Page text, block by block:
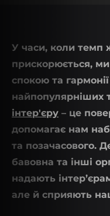
У часи, коли темп
прискорюється,
спокою та
найпопулярніших
інтер'єру – це
допомагає нам
та позачасового.
бавовна та інші
надають
але й сприяють